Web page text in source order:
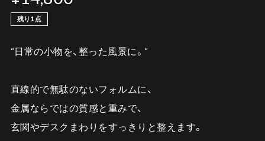
残り1点
“日常の小物を、整った風景に。“
直線的で無駄のないフォルムに、
金属ならではの質感と重みで、
玄関やデスクまわりをすっきりと整えます。